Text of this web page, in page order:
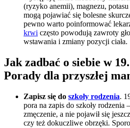
(ryzyko anemii), magnezu,
mogą pojawiać się bolesne
pewno warto poinformować
krwi często powodują zawroty
wstawania i zmiany pozycji ciała.
Jak zadbać o siebie w
Porady dla przyszłej
Zapisz się do szkoły rodzenia.
pora na zapis do szkoły rodzenia
zmęczenie, a nie pojawił się
czy też dokuczliwe obrzęki.